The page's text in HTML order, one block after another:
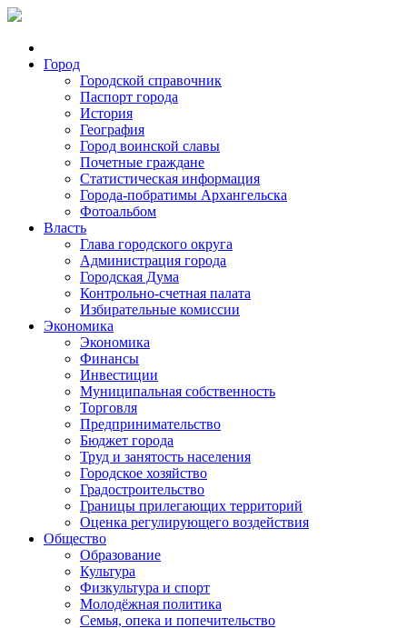
Город
Городской справочник
Паспорт города
История
География
Город воинской славы
Почетные граждане
Статистическая информация
Города-побратимы Архангельска
Фотоальбом
Власть
Глава городского округа
Администрация города
Городская Дума
Контрольно-счетная палата
Избирательные комиссии
Экономика
Экономика
Финансы
Инвестиции
Муниципальная собственность
Торговля
Предпринимательство
Бюджет города
Труд и занятость населения
Городское хозяйство
Градостроительство
Границы прилегающих территорий
Оценка регулирующего воздействия
Общество
Образование
Культура
Физкультура и спорт
Молодёжная политика
Семья, опека и попечительство